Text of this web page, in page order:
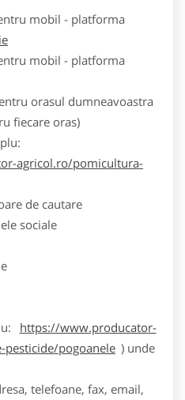
mobil - platforma
mobil - platforma
orasul dumneavoastra
fiecare oras)
agricol.ro/pomicultura-
de cautare
sociale
https://www.producator-
pogoanele ) unde
telefoane, fax, email,